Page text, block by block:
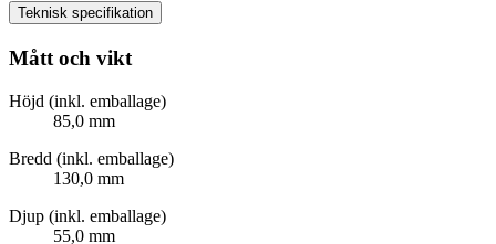
Teknisk specifikation
Mått och vikt
Höjd (inkl. emballage)
85,0 mm
Bredd (inkl. emballage)
130,0 mm
Djup (inkl. emballage)
55,0 mm